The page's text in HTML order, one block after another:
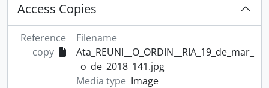
Access Copies
Reference
copy
Filename
Ata_REUNI__O_ORDIN__RIA_19_de_mar_
_o_de_2018_141.jpg
Media type Image